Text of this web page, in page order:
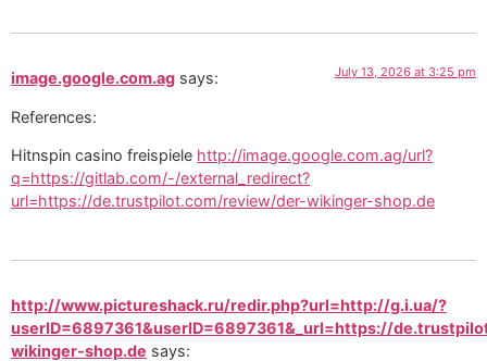
image.google.com.ag says: July 13, 2026 at 3:25 pm
References:
Hitnspin casino freispiele http://image.google.com.ag/url?
q=https://gitlab.com/-/external_redirect?
url=https://de.trustpilot.com/review/der-wikinger-shop.de
http://www.pictureshack.ru/redir.php?url=http://g.i.ua/?
userID=6897361&userID=6897361&_url=https://
wikinger-shop.de says: